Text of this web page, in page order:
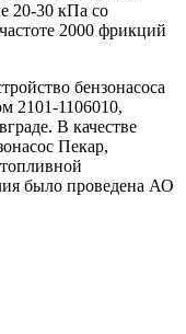
20-30 кПа со
2000 фрикций
бензонасоса
2101-1106010,
В качестве
Пекар,
было проведена АО